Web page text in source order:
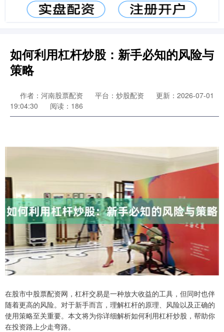
如何利用杠杆炒股：新手必知的风险与
策略
作者：河南股票配资 平台：炒股配资
更新：2026-07-01
19:04:30
阅读：186
在股市中股票配资网，杠杆交易是一种放大收益的工具，但同时也伴
随着更高的风险。对于新手而言，理解杠杆的原理、风险以及正确的
使用策略至关重要。本文将为你详细解析如何利用杠杆炒股，帮助你
在投资路上少走弯路。